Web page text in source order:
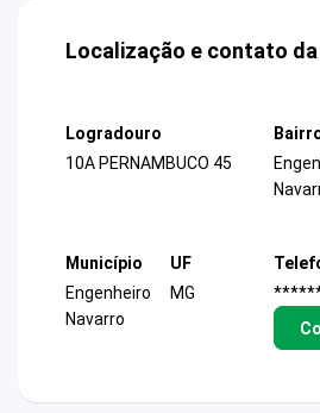
Localização e contato
Logradouro
10A PERNAMBUCO 45
Município
Engenheiro
Navarro
UF
MG